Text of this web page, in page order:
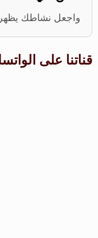
واجعل نشاطك يظهر
قناتنا على